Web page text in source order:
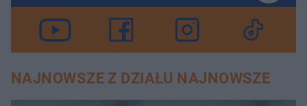
NAJNOWSZE Z DZIAŁU NAJNOWSZE